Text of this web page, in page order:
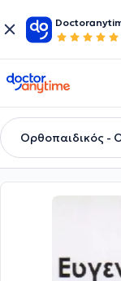
doctoranytime
Ορθοπαιδικός -